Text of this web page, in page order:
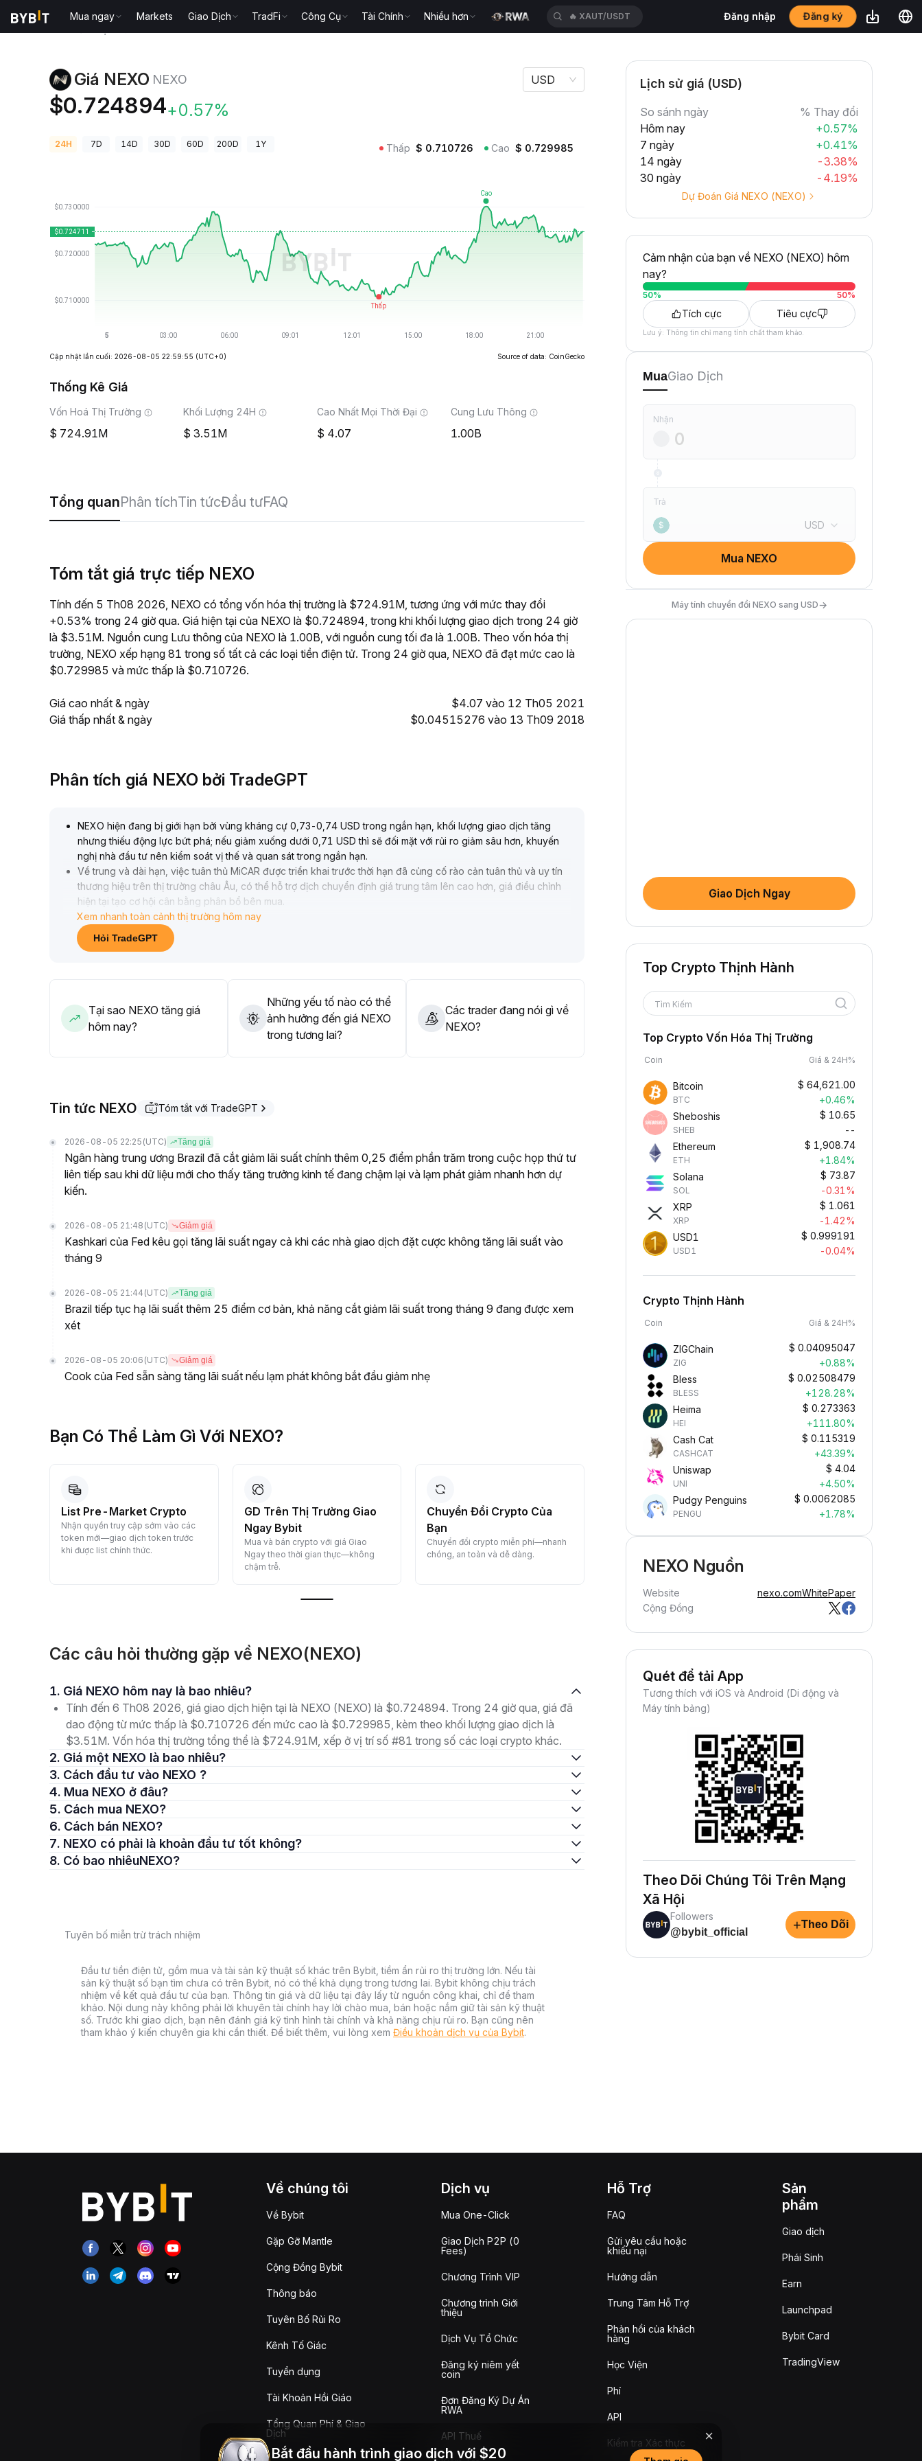
Mua ngay Markets Giao Dịch TradFi Công Cụ Tài Chính Nhiều hơn 🔥 BLESSUSDT Đăng nhập Đăng ký
Giá NEXO NEXO
$0.724894+0.57%
USD
24H 7D 14D 30D 60D 200D 1Y Thấp $ 0.710726 Cao $ 0.729985
Cập nhật lần cuối: 2026-08-05 22:59:55 (UTC+0) Source of data: CoinGecko
Thống Kê Giá
Vốn Hoá Thị Trường
724.91M
Khối Lượng 24H
3.51M
Cao Nhất Mọi Thời Đại
4.07
Cung Lưu Thông
1.00B
Tổng quanPhân tíchTin tứcĐầu tưFAQ
Tóm tắt giá trực tiếp NEXO
Tính đến 5 Th08 2026, NEXO có tổng vốn hóa thị trường là $724.91M, tương ứng với mức thay đổi
+0.53% trong 24 giờ qua. Giá hiện tại của NEXO là $0.724894, trong khi khối lượng giao dịch trong 24 giờ
là $3.51M. Nguồn cung Lưu thông của NEXO là 1.00B, với nguồn cung tối đa là 1.00B. Theo vốn hóa thị
trường, NEXO xếp hạng 81 trong số tất cả các loại tiền điện tử. Trong 24 giờ qua, NEXO đã đạt mức cao là
$0.729985 và mức thấp là $0.710726.
Giá cao nhất & ngày
$4.07 vào 12 Th05 2021
Giá thấp nhất & ngày
$0.04515276 vào 13 Th09 2018
Phân tích giá NEXO bởi TradeGPT
NEXO hiện đang bị giới hạn bởi vùng kháng cự 0,73-0,74 USD trong ngắn hạn, khối lượng giao dịch tăng
nhưng thiếu động lực bứt phá; nếu giảm xuống dưới 0,71 USD thì sẽ đối mặt với rủi ro giảm sâu hơn, khuyến
nghị nhà đầu tư nên kiểm soát vị thế và quan sát trong ngắn hạn.
Về trung và dài hạn, việc tuân thủ MiCAR được triển khai trước thời hạn đã củng cố rào cản tuân thủ và uy tín
thương hiệu trên thị trường châu Âu, có thể hỗ trợ dịch chuyển định giá trung tâm lên cao hơn, giá điều chỉnh
hiện tại tạo cơ hội cân bằng phân bổ bên mua
Xem nhanh toàn cảnh thị trường hôm nay
Hỏi TradeGPT
Tại sao NEXO tăng giá
hôm nay?
Những yếu tố nào có thể
ảnh hưởng đến giá NEXO
trong tương lai?
Các trader đang nói gì về
NEXO?
Tin tức NEXO Tóm tắt với TradeGPT
2026-08-05 22:25 (UTC) Tăng giá
Ngân hàng trung ương Brazil đã cắt giảm lãi suất chính thêm 0,25 điểm phần trăm trong cuộc họp thứ tư
liên tiếp sau khi dữ liệu mới cho thấy tăng trưởng kinh tế đang chậm lại và lạm phát giảm nhanh hơn dự
kiến.
2026-08-05 21:48 (UTC) Giảm giá
Kashkari của Fed kêu gọi tăng lãi suất ngay cả khi các nhà giao dịch đặt cược không tăng lãi suất vào
tháng 9
2026-08-05 21:44 (UTC) Tăng giá
Brazil tiếp tục hạ lãi suất thêm 25 điểm cơ bản, khả năng cắt giảm lãi suất trong tháng 9 đang được xem
xét
2026-08-05 20:06 (UTC) Giảm giá
Cook của Fed sẵn sàng tăng lãi suất nếu lạm phát không bắt đầu giảm nhẹ
Bạn Có Thể Làm Gì Với NEXO?
List Pre-Market Crypto
Nhận quyền truy cập sớm vào các
token mới—giao dịch token trước
khi được list chính thức.
GD Trên Thị Trường Giao
Ngay Bybit
Mua và bán crypto với giá Giao
Ngay theo thời gian thực—không
chậm trễ.
Chuyển Đổi Crypto Của
Bạn
Chuyển đổi crypto miễn phí—nhanh
chóng, an toàn và dễ dàng.
Kiếm Crypto Thụ Động
Kiếm thưởng thụ động—chỉ cần nạp
tiền và thu lợi nhuận.
Các câu hỏi thường gặp về NEXO(NEXO)
1. Giá NEXO hôm nay là bao nhiêu?
Tính đến 6 Th08 2026, giá giao dịch hiện tại là NEXO (NEXO) là $0.724894. Trong 24 giờ qua, giá đã
dao động từ mức thấp là $0.710726 đến mức cao là $0.729985, kèm theo khối lượng giao dịch là
$3.51M. Vốn hóa thị trường tổng thể là $724.91M, xếp ở vị trí số #81 trong số các loại crypto khác.
2. Giá một NEXO là bao nhiêu?
3. Cách đầu tư vào NEXO ?
4. Mua NEXO ở đâu?
5. Cách mua NEXO?
6. Cách bán NEXO?
7. NEXO có phải là khoản đầu tư tốt không?
8. Có bao nhiêuNEXO?
Tuyên bố miễn trừ trách nhiệm
Đầu tư tiền điện tử, gồm mua và tài sản kỹ thuật số khác trên Bybit, tiềm ẩn rủi ro thị trường lớn. Nếu tài
sản kỹ thuật số bạn tìm chưa có trên Bybit, nó có thể khả dụng trong tương lai. Bybit không chịu trách
nhiệm về kết quả đầu tư của bạn. Thông tin giá và dữ liệu tại đây lấy từ nguồn công khai, chỉ để tham
khảo. Nội dung này không phải lời khuyên tài chính hay lời chào mua, bán hoặc nắm giữ tài sản kỹ thuật
số. Trước khi giao dịch, bạn nên đánh giá kỹ tình hình tài chính và khả năng chịu rủi ro. Bạn cũng nên
tham khảo ý kiến chuyên gia khi cần thiết. Để biết thêm, vui lòng xem Điều khoản dịch vụ của Bybit.
Lịch sử giá (USD)
So sánh ngày
% Thay đổi
Hôm nay
+0.57%
7 ngày
+0.41%
14 ngày
-3.38%
30 ngày
-4.19%
Dự Đoán Giá NEXO (NEXO)
Cảm nhận của bạn về NEXO (NEXO) hôm
nay?
50% 50%
Tích cực Tiêu cực
Lưu ý: Thông tin chỉ mang tính chất tham khảo.
MuaGiao Dịch
Nhận
Trả
$ USD
Mua NEXO
Máy tính chuyển đổi NEXO sang USD→
Giao Dịch Ngay
Top Crypto Thịnh Hành
Tìm Kiếm
Top Crypto Vốn Hóa Thị Trường
Coin Giá & 24H%
Bitcoin
BTC
$ 64,621.00
+0.46%
Sheboshis
SHEB
$ 10.65
--
Ethereum
ETH
$ 1,908.74
+1.84%
Solana
SOL
$ 73.87
-0.31%
XRP
XRP
$ 1.061
-1.42%
USD1
USD1
$ 0.999191
-0.04%
Crypto Thịnh Hành
Coin Giá & 24H%
ZIGChain
ZIG
$ 0.04095047
+0.88%
Bless
BLESS
$ 0.02508479
+128.28%
Heima
HEI
$ 0.273363
+111.80%
Cash Cat
CASHCAT
$ 0.115319
+43.39%
Uniswap
UNI
$ 4.04
+4.50%
Pudgy Penguins
PENGU
$ 0.0062085
+1.78%
NEXO Nguồn
Website nexo.comWhitePaper
Cộng Đồng
Quét để tải App
Tương thích với iOS và Android (Di động và
Máy tính bảng)
Theo Dõi Chúng Tôi Trên Mạng
Xã Hội
Followers
@bybit_official
+Theo Dõi
Về chúng tôi
Về Bybit
Gặp Gỡ Mantle
Cộng Đồng Bybit
Thông báo
Tuyên Bố Rủi Ro
Kênh Tố Giác
Tuyển dụng
Tài Khoản Hồi Giáo
Tổng Quan Phí & Giao
Dịch
Dịch vụ
Mua One-Click
Giao Dịch P2P (0
Fees)
Chương Trình VIP
Chương trình Giới
thiệu
Dịch Vụ Tổ Chức
Đăng ký niêm yết
coin
Đơn Đăng Ký Dự Án
RWA
API Thuế
Hỗ Trợ
FAQ
Gửi yêu cầu hoặc
khiếu nại
Hướng dẫn
Trung Tâm Hỗ Trợ
Phản hồi của khách
hàng
Học Viện
Phí
API
Kiểm tra Xác thực
Sản
phẩm
Giao dịch
Phái Sinh
Earn
Launchpad
Bybit Card
TradingView
Bắt đầu hành trình giao dịch với $20